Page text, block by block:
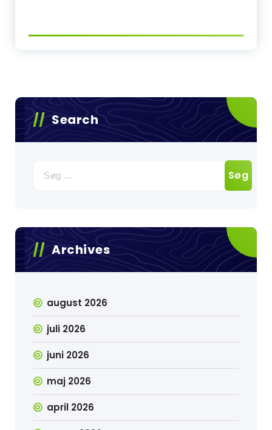
Search
efter:
Archives
august 2026
juli 2026
juni 2026
maj 2026
april 2026